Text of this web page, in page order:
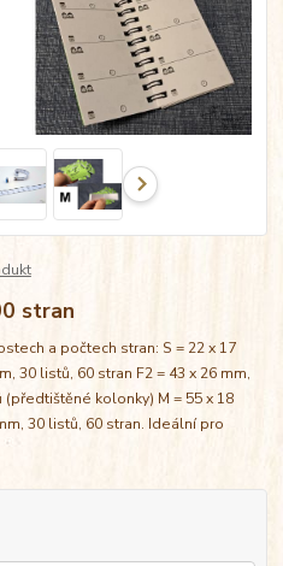
stran
a počtech stran: S = 22 x 17
30 listů, 60 stran F2 = 43 x 26 mm,
kolonky) M = 55 x 18
30 listů, 60 stran. Ideální pro